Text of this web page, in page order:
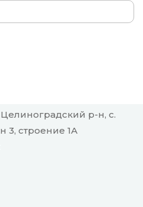
р-н, с.
3, строение 1А